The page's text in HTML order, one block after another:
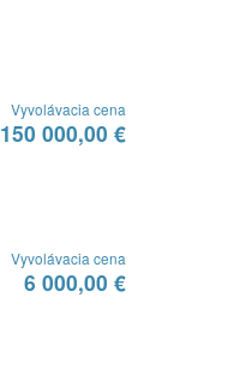
Vyvolávacia cena
150 000,00 €
Vyvolávacia cena
6 000,00 €